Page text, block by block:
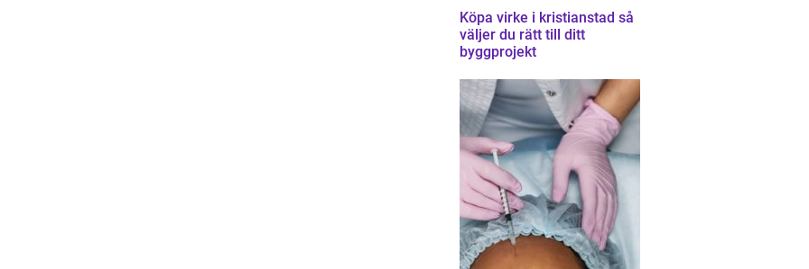
Köpa virke i kristianstad så
väljer du rätt till ditt
byggprojekt